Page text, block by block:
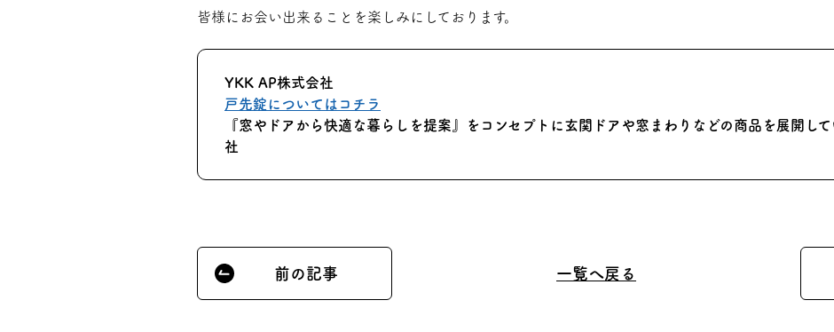
皆様にお会い出来ることを楽しみにしております。
YKK AP株式会社
戸先錠についてはコチラ
『窓やドアから快適な暮らしを提案』をコンセプトに玄関ドアや窓まわりなどの商品を展開し
社
前の記事 一覧へ戻る